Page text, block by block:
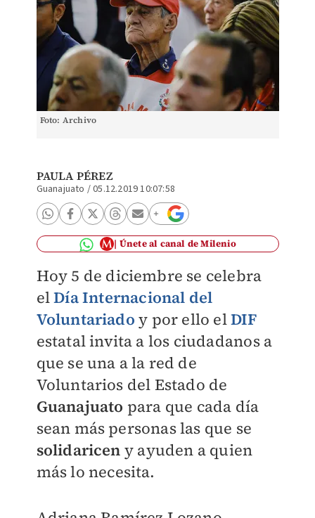
Foto: Archivo
PAULA PÉREZ
Guanajuato /05.12.2019 10:07:58
Únete al canal de Milenio
Hoy 5 de diciembre se celebra
elDía Internacional del
Voluntariado y por ello elDIF
estatal invita a los ciudadanos a
que se una a la red de
Voluntarios del Estado de
Guanajuato para que cada día
sean más personas las que se
solidaricen y ayuden a quien
más lo necesita.